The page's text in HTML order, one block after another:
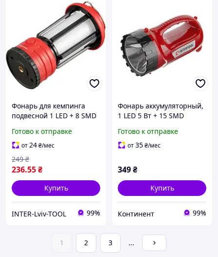
Фонарь для кемпинга
подвесной 1 LED + 8 SMD
Готово к отправке
от24₴/мес
236.55₴
249 ₴
Купить
INTER-Lviv-TOOL 99%
Фонарь аккумуляторный,
1 LED 5 Вт + 15 SMD
Готово к отправке
от35₴/мес
349₴
Купить
Континент 99%
1 2 3 ...